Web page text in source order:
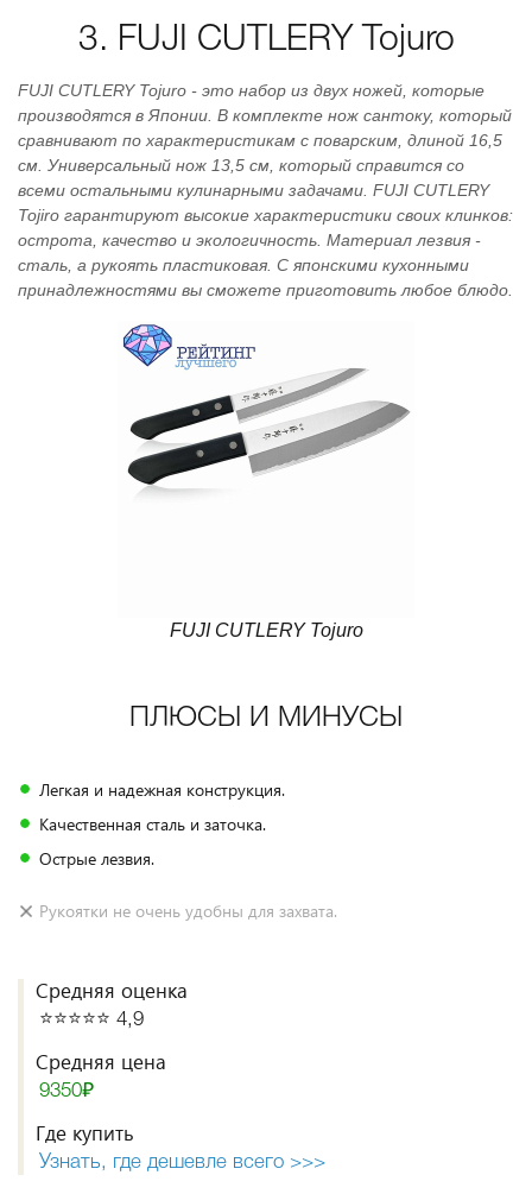
3. FUJI CUTLERY Tojuro
FUJI CUTLERY Tojuro - это набор из двух ножей, которые
производятся в Японии. В комплекте нож сантоку, который
сравнивают по характеристикам с поварским, длиной 16,5
см. Универсальный нож 13,5 см, который справится со
всеми остальными кулинарными задачами. FUJI CUTLERY
Tojiro гарантируют высокие характеристики своих клинков:
острота, качество и экологичность. Материал лезвия -
сталь, а рукоять пластиковая. С японскими кухонными
принадлежностями вы сможете приготовить любое блюдо.
FUJI CUTLERY Tojuro
ПЛЮСЫ И МИНУСЫ
Легкая и надежная конструкция.
Качественная сталь и заточка.
Острые лезвия.
Рукоятки не очень удобны для захвата.
Средняя оценка
⭐️⭐️⭐️⭐️⭐️ 4,9
Средняя цена
9350₽
Где купить
Узнать, где дешевле всего >>>